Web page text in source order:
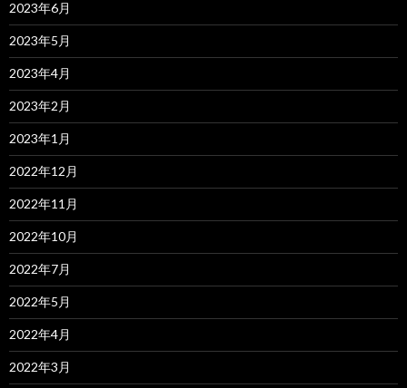
2023年6月
2023年5月
2023年4月
2023年2月
2023年1月
2022年12月
2022年11月
2022年10月
2022年7月
2022年5月
2022年4月
2022年3月